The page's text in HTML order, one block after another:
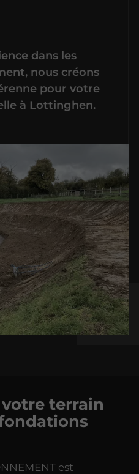
dans les
nous créons
pour votre
à Lottinghen.
terrain
est